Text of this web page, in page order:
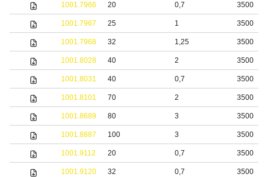
1001.7966 20 0,7 3500
1001.7967 25 1 3500
1001.7968 32 1,25 3500
1001.8028 40 2 3500
1001.8031 40 0,7 3500
1001.8101 70 2 3500
1001.8689 80 3 3500
1001.8887 100 3 3500
1001.9112 20 0,7 3500
1001.9120 32 0,7 3500